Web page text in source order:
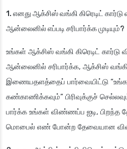
1. எனது ஆக்சிஸ் வங்கி கிரெடிட்
ஆன்லைனில் எப்படி சரிபார்க்க முடியும்?
உங்கள் ஆக்சிஸ் வங்கி கிரெடிட்
ஆன்லைனில் சரிபார்க்க, ஆக்சிஸ் வங்கி
இணையதளத்தைப் பார்வையிட்டு
கண்காணிக்கவும்” பிரிவுக்குச்
பார்க்க உங்கள் விண்ணப்ப ஐடி, பிறந்த
மொபைல் எண் போன்ற தேவையான